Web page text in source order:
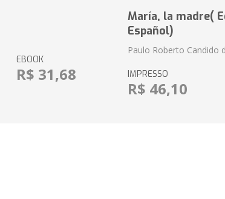
EBOOK
R$ 31,68
María, la madre(
Español)
Paulo Roberto Candido
IMPRESSO
R$ 46,10